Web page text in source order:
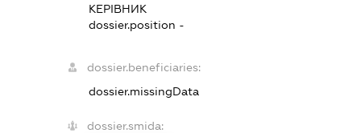
КЕРІВНИК
dossier.position -
dossier.beneficiaries:
dossier.missingData
dossier.smida: